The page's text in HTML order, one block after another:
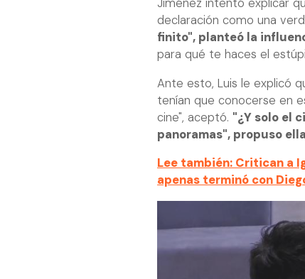
Jiménez intentó explicar
declaración como una
finito", planteó la
para qué te haces el
Ante esto, Luis le explicó
tenían que conocerse en
cine", aceptó. "¿Y solo el
panoramas", propuso
Lee también: Critican a
apenas terminó con